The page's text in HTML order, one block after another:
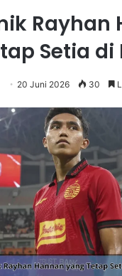
Rayhan
Setia di
20 Juni 2026 30